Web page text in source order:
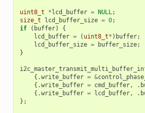
uint8_t *lcd_buffer = NULL ;
size_t
lcd_buffer_size = 0;
if
( buffer)
{
lcd_buffer = ( uint8_t* ) buffer;
lcd_buffer_size = buffer_size;
}
{.write_buffer = &
{.write_buffer = cmd_buffer, .
{.write_buffer = lcd_buffer, .
};